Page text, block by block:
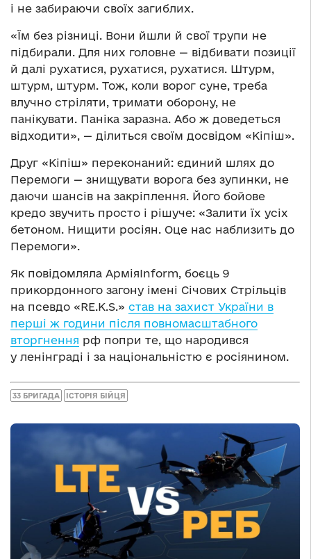
і не забираючи своїх загиблих.
«Їм без різниці. Вони йшли й свої трупи не
підбирали. Для них головне — відбивати позиції
й далі рухатися, рухатися, рухатися. Штурм,
штурм, штурм. Тож, коли ворог суне, треба
влучно стріляти, тримати оборону, не
панікувати. Паніка заразна. Або ж доведеться
відходити», — ділиться своїм досвідом «Кіпіш».
Друг «Кіпіш» переконаний: єдиний шлях до
Перемоги — знищувати ворога без зупинки, не
даючи шансів на закріплення. Його бойове
кредо звучить просто і рішуче: «Залити їх усіх
бетоном. Нищити росіян. Оце нас наблизить до
Перемоги».
Як повідомляла АрміяInform, боєць 9
прикордонного загону імені Січових Стрільців
на псевдо «RE.K.S.» став на захист України в
перші ж години після повномасштабного
вторгнення рф попри те, що народився
у ленінграді і за національністю є росіянином.
33 БРИГАДА ІСТОРІЯ БІЙЦЯ